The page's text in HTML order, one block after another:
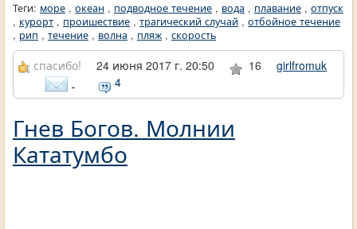
Теги: море , океан , подводное течение , вода , плавание , отпуск
, курорт , проишествие , трагический случай , отбойное течение
, рип , течение , волна , пляж, скорость
спасибо! 24 июня 2017 г. 20:50 16
girlfromuk
4
Гнев Богов. Молнии
Кататумбо